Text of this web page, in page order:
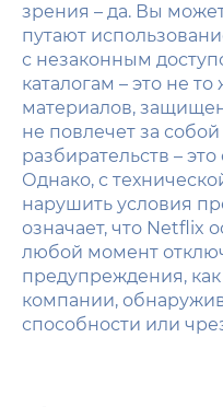
зрения – да. Вы
путают
с незаконным
каталогам – это не
материалов,
не повлечет за
разбирательств –
Однако, с
нарушить условия
означает, что Netflix
любой момент
предупреждения,
компании,
способности или